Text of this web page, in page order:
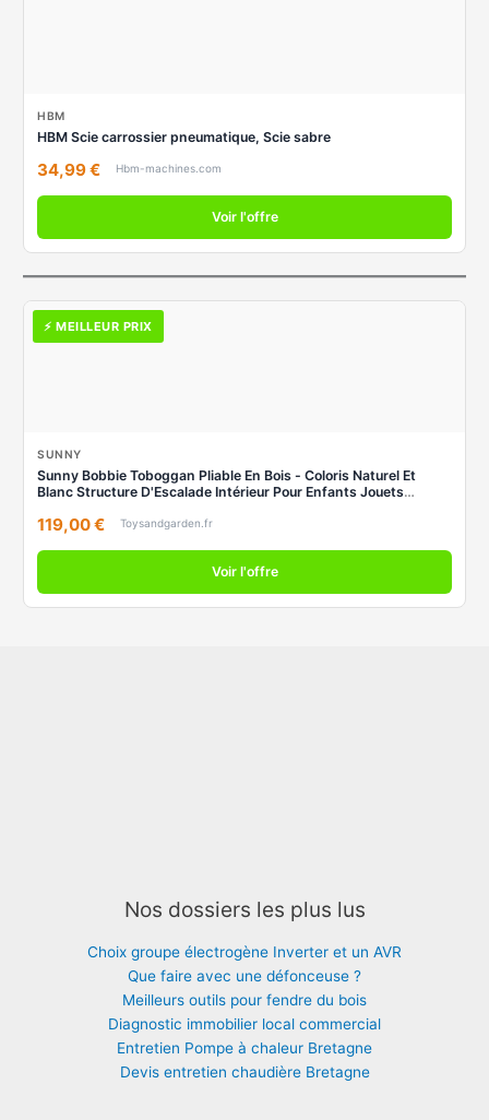
HBM
HBM Scie carrossier pneumatique, Scie sabre
34,99 € Hbm-machines.com
Voir l'offre
⚡ MEILLEUR PRIX
SUNNY
Sunny Bobbie Toboggan Pliable En Bois - Coloris Naturel Et
Blanc Structure D'Escalade Intérieur Pour Enfants Jouets
119,00 € Toysandgarden.fr
Voir l'offre
Nos dossiers les plus lus
Choix groupe électrogène Inverter et un AVR
Que faire avec une défonceuse ?
Meilleurs outils pour fendre du bois
Diagnostic immobilier local commercial
Entretien Pompe à chaleur Bretagne
Devis entretien chaudière Bretagne